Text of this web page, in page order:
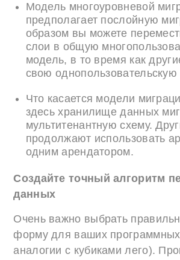
Модель многоуровневой
предполагает послойную
образом вы можете
слои в общую
модель, в то время как
свою однопользовательскую
Что касается модели
здесь хранилище данных
мультитенантную схему.
продолжают использовать
одним арендатором.
Создайте точный алгоритм
данных
Очень важно выбрать
форму для ваших
аналогии с кубиками лего).